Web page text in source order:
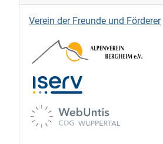
Verein der Freunde und Förderer